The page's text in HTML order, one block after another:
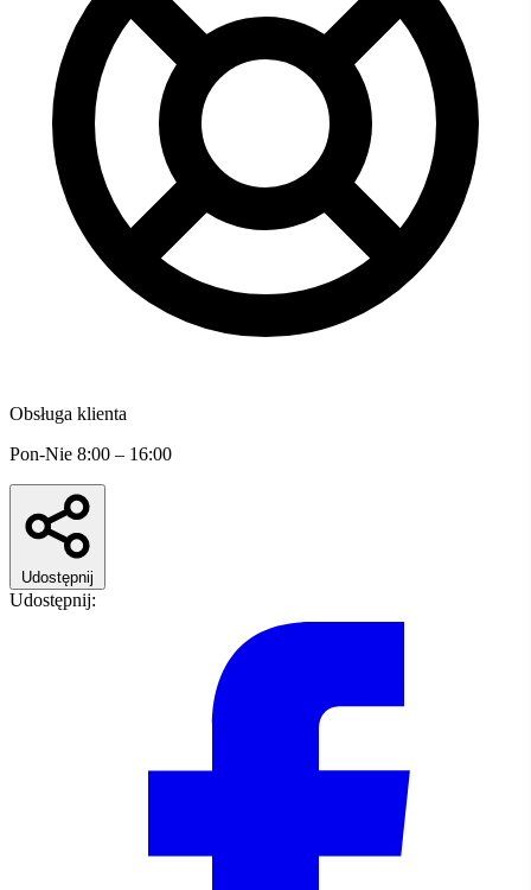
Obsługa klienta
Pon-Nie 8:00 – 16:00
Udostępnij
Udostępnij: